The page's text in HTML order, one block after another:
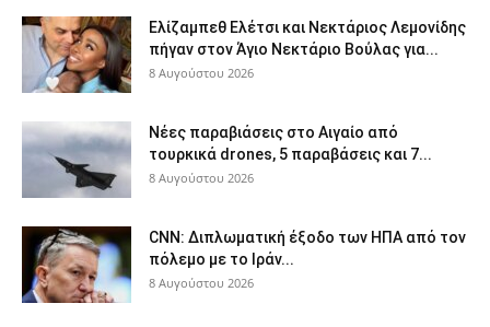
Ελίζαμπεθ Ελέτσι και Νεκτάριος Λεμονίδης
πήγαν στον Άγιο Νεκτάριο Βούλας για...
8 Αυγούστου 2026
Νέες παραβιάσεις στο Αιγαίο από
τουρκικά drones, 5 παραβάσεις και 7...
8 Αυγούστου 2026
CNN: Διπλωματική έξοδο των ΗΠΑ από τον
πόλεμο με το Ιράν...
8 Αυγούστου 2026